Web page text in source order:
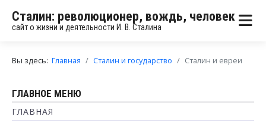
Сталин: революционер, вождь, человек
сайт о жизни и деятельности И. В. Сталина
Вы здесь: Главная Сталин и государство Сталин и евреи
ГЛАВНОЕ МЕНЮ
ГЛАВНАЯ